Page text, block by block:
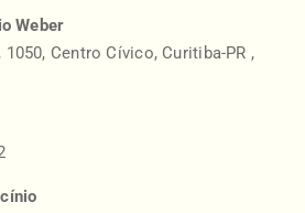
Weber
1050, Centro Cívico, Curitiba-PR ,